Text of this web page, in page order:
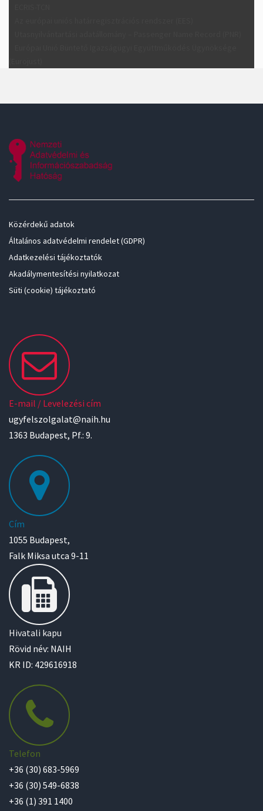
Közérdekű adatok
Általános adatvédelmi rendelet (GDPR)
Adatkezelési tájékoztatók
Akadálymentesítési nyilatkozat
Süti (cookie) tájékoztató
E-mail / Levelezési cím
ugyfelszolgalat@naih.hu
1363 Budapest, Pf.: 9.
Cím
1055 Budapest,
Falk Miksa utca 9-11
Hivatali kapu
Rövid név: NAIH
KR ID: 429616918
Telefon
+36 (30) 683-5969
+36 (30) 549-6838
+36 (1) 391 1400